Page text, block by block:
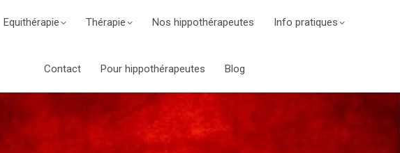
Equithérapie Thérapie Nos hippothérapeutes Info pratiques
Contact Pour hippothérapeutes Blog